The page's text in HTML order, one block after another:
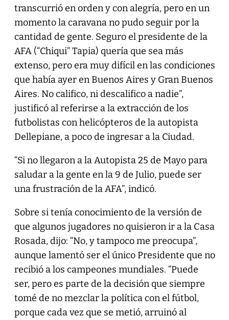
transcurrió en orden y con alegría, pero en un
momento la caravana no pudo seguir por la
cantidad de gente. Seguro el presidente de la
AFA (“Chiqui” Tapia) quería que sea más
extenso, pero era muy difícil en las condiciones
que había ayer en Buenos Aires y Gran Buenos
Aires. No califico, ni descalifico a nadie”,
justificó al referirse a la extracción de los
futbolistas con helicópteros de la autopista
Dellepiane, a poco de ingresar a la Ciudad.
“Si no llegaron a la Autopista 25 de Mayo para
saludar a la gente en la 9 de Julio, puede ser
una frustración de la AFA”, indicó.
Sobre si tenía conocimiento de la versión de
que algunos jugadores no quisieron ir a la Casa
Rosada, dijo: “No, y tampoco me preocupa”,
aunque lamentó ser el único Presidente que no
recibió a los campeones mundiales. “Puede
ser, pero es parte de la decisión que siempre
tomé de no mezclar la política con el fútbol,
porque cada vez que se metió, arruinó al